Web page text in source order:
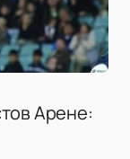
Арене: